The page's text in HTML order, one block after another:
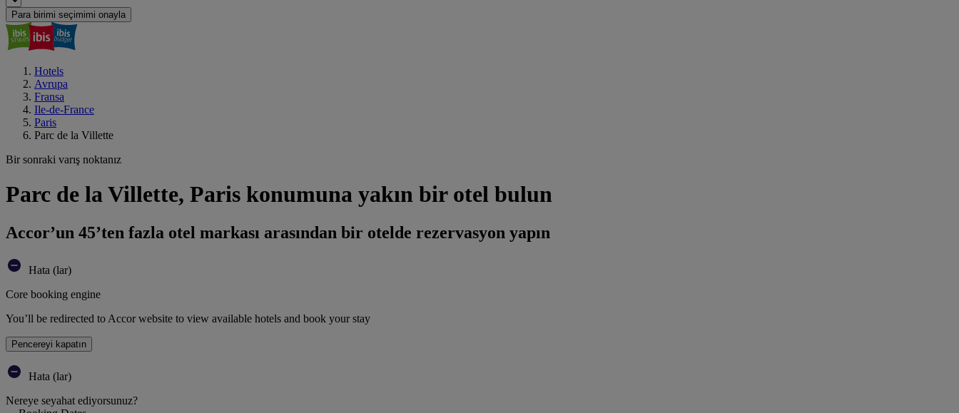
Para birimi seçimimi onayla
Hotels
Avrupa
Fransa
Ile-de-France
Paris
Parc de la Villette
Bir sonraki varış noktanız
Parc de la Villette, Paris konumuna yakın bir otel bulun
Accor’un 45’ten fazla otel markası arasından bir otelde rezervasyon yapın
Hata (lar)
Core booking engine
You’ll be redirected to Accor website to view available hotels and book your stay
Pencereyi kapatın
Hata (lar)
Nereye seyahat ediyorsunuz?